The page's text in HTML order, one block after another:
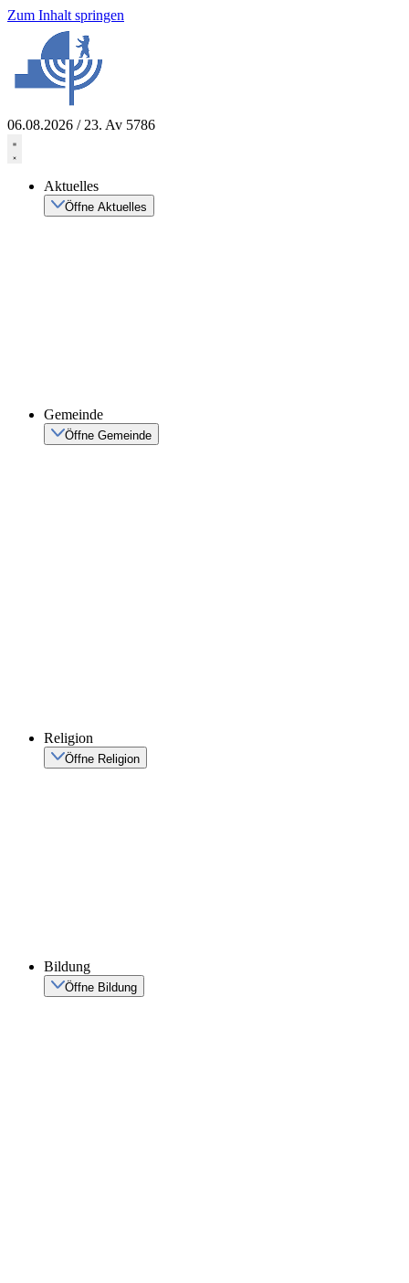
Zum Inhalt springen
06.08.2026 / 23. Av 5786
Aktuelles
Öffne Aktuelles
Gemeinde
Öffne Gemeinde
Religion
Öffne Religion
Bildung
Öffne Bildung